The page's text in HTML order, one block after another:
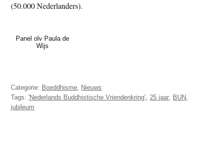
(50.000 Nederlanders).
Panel olv Paula de
Wijs
Categorie: Boeddhisme, Nieuws
Tags:'Nederlands Buddhistische Vriendenkring’,25 jaar, BUN,
jubileum